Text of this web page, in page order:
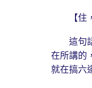
【住，
這句話
在所講的
就在搞六